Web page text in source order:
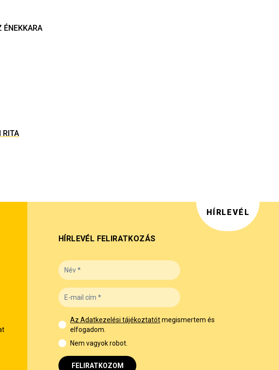
ÉNEKKARA
RITA
HÍRLEVÉL
HÍRLEVÉL FELIRATKOZÁS
Az Adatkezelési tájékoztatótmegismertem és
elfogadom.
Nem vagyok robot.
FELIRATKOZOM